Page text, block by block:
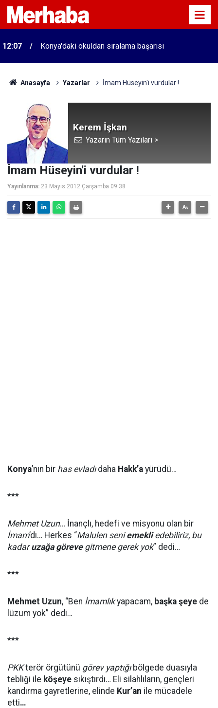
12:07 Konya'daki okuldan sıralama başarısı
Anasayfa Yazarlar İmam Hüseyin'i vurdular !
Kerem İşkan
Yazarın Tüm Yazıları >
İmam Hüseyin'i vurdular !
Yayınlanma: 23 Mayıs 2012 Çarşamba 09:38
Konya’nın bir has evladıdaha Hakk’a yürüdü…
***
Mehmet Uzun… İnançlı, hedefi ve misyonu olan bir
İmam’dı… Herkes “Malulen seniemekliedebiliriz, bu
kadaruzağa görevegitmene gerek yok” dedi…
***
Mehmet Uzun, “Ben İmamlıkyapacam, başka şeye de
lüzum yok” dedi…
***
PKKterör örgütünü görev yaptığıbölgede duasıyla
tebliği ile köşeye sıkıştırdı… Eli silahlıların, gençleri
kandırma gayretlerine, elinde Kur’an ile mücadele
etti…